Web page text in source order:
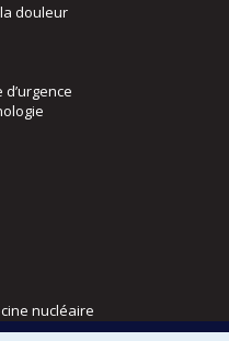
douleur
nucléaire